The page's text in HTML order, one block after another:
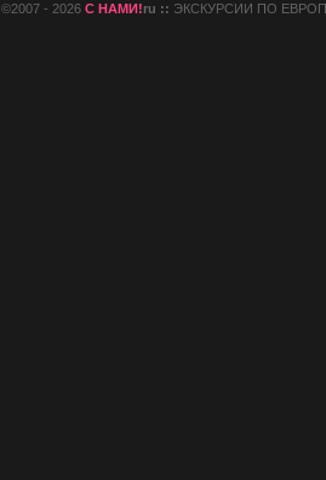
©2007 - 2026 С НАМИ!ru :: ЭКСКУРСИИ ПО ЕВРОПЕ